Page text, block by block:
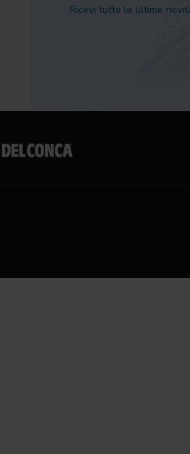
Ricevi tutte le ultime